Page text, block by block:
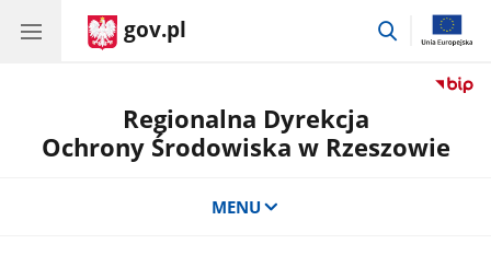
gov.pl
przejdź
Regionalna Dyrekcja
Ochrony Środowiska w Rzeszowie
MENU